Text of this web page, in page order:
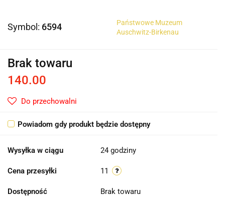
Symbol: 6594
Państwowe Muzeum
Auschwitz-Birkenau
Brak towaru
140.00
Do przechowalni
Powiadom gdy produkt będzie dostępny
Wysyłka w ciągu 24 godziny
Cena przesyłki 11
Dostępność Brak towaru